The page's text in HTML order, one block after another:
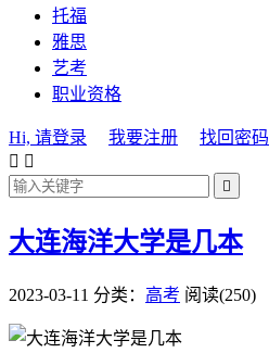
托福
雅思
艺考
职业资格
Hi, 请登录 我要注册
找回密码
 

大连海洋大学是几本
2023-03-11 分类： 高考 阅读(250)